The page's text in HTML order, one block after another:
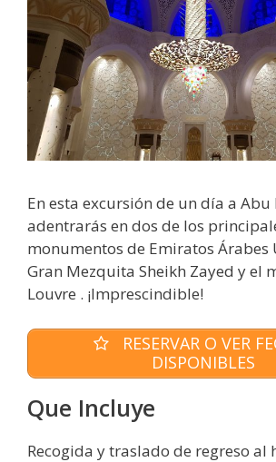
En esta excursión de un día a Abu
adentrarás en dos de los
monumentos de Emiratos Árabes
Gran Mezquita Sheikh Zayed y el
Louvre . ¡Imprescindible!
RESERVAR O VER
DISPONIBLES
Que Incluye
Recogida y traslado de regreso al